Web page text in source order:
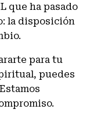
que ha pasado
la disposición
para tu
puedes